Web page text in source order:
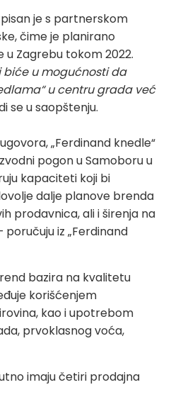
je s partnerskom
čime je planirano
u Zagrebu tokom 2022.
biće u mogućnosti da
u centru grada već
se u saopštenju.
„Ferdinand knedle“
pogon u Samoboru u
kapaciteti koji bi
dalje planove brenda
prodavnica, ali i širenja na
poručuju iz „Ferdinand
bazira na kvalitetu
korišćenjem
kao i upotrebom
prvoklasnog voća,
imaju četiri prodajna